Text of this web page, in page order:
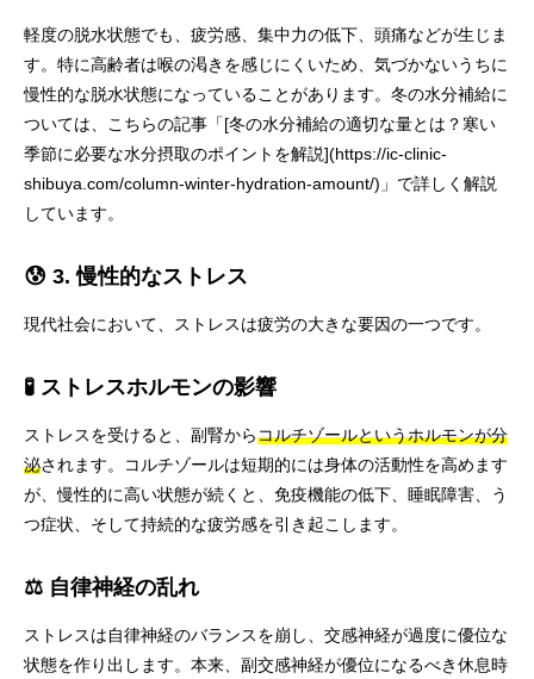
軽度の脱水状態でも、疲労感、集中力の低下、頭痛などが生じま
す。特に高齢者は喉の渇きを感じにくいため、気づかないうちに
慢性的な脱水状態になっていることがあります。冬の水分補給に
ついては、こちらの記事「[冬の水分補給の適切な量とは？寒い
季節に必要な水分摂取のポイントを解説](https://ic-clinic-
shibuya.com/column-winter-hydration-amount/)」で詳しく解説
しています。
😰 3. 慢性的なストレス
現代社会において、ストレスは疲労の大きな要因の一つです。
🧪 ストレスホルモンの影響
ストレスを受けると、副腎からコルチゾールというホルモンが分
泌されます。コルチゾールは短期的には身体の活動性を高めます
が、慢性的に高い状態が続くと、免疫機能の低下、睡眠障害、う
つ症状、そして持続的な疲労感を引き起こします。
⚖️ 自律神経の乱れ
ストレスは自律神経のバランスを崩し、交感神経が過度に優位な
状態を作り出します。本来、副交感神経が優位になるべき休息時